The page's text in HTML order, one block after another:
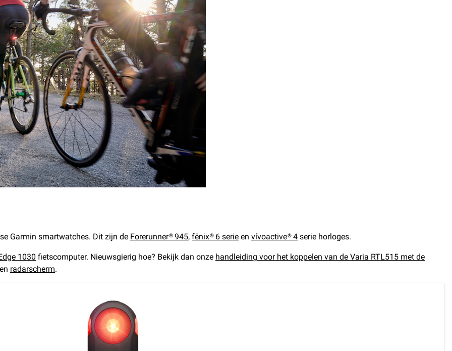
Garmin smartwatches. Dit zijn de Forerunner® 945, fēnix® 6 serie en vívoactive® 4 serie horloges.
1030 fietscomputer. Nieuwsgierig hoe? Bekijk dan onze handleiding voor het koppelen van de Varia RTL515 met de
radarscherm.